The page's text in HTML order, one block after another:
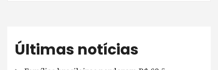
Últimas notícias